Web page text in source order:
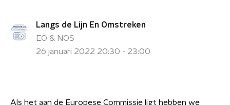
Langs de Lijn En Omstreken
EO & NOS
26 januari 2022 20:30 - 23:00
Als het aan de Europese Commissie ligt hebben we